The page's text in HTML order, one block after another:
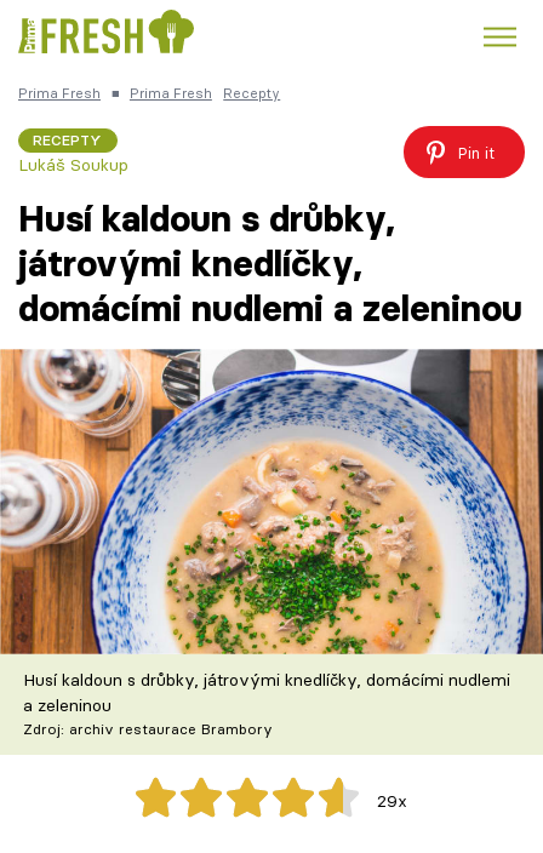
Česká kuchyně
Témata
Recepty
Články
TV Program
Škola vaření
Recepty z TV
Speciál: Cuketa
Těhotnej kuchař
Sledujte prima+
Prima Fresh ■ Prima Fresh Recepty
RECEPTY
Lukáš Soukup
Pin it
Husí kaldoun s drůbky,
játrovými knedlíčky,
domácími nudlemi a zeleninou
Husí kaldoun s drůbky, játrovými knedlíčky, domácími nudlemi
a zeleninou
Zdroj: archiv restaurace Brambory
29x